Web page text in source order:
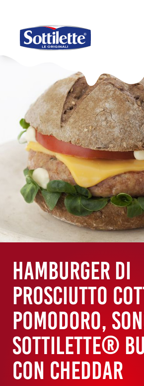
Hamburger di
prosciutto
pomodoro,
Sottilette®
con Cheddar